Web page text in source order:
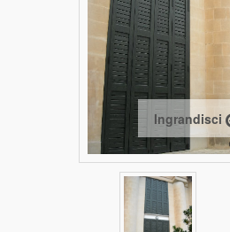
Ingrandisci